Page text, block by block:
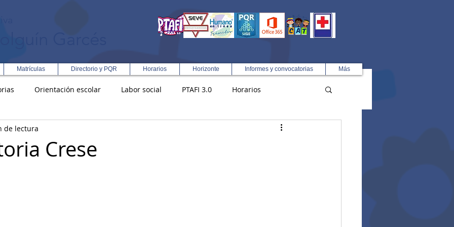
Matrículas Directorio y PQR Horarios Horizonte Informes y convocatorias Más
Orientación escolar Labor social PTAFI 3.0 Horarios
Integral en Turismo
Crese
de lectura